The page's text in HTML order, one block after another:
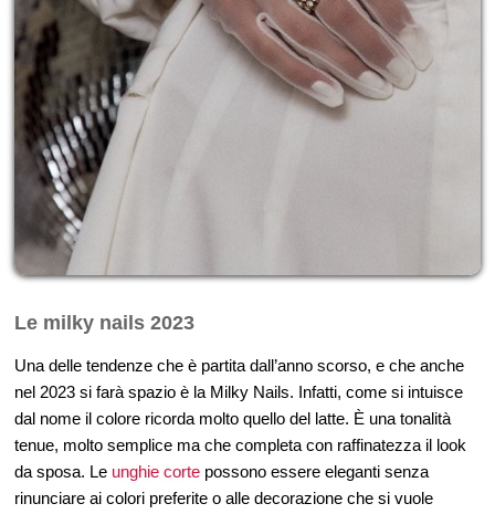
Le milky nails 2023
Una delle tendenze che è partita dall’anno scorso, e che anche
nel 2023 si farà spazio è la Milky Nails. Infatti, come si intuisce
dal nome il colore ricorda molto quello del latte. È una tonalità
tenue, molto semplice ma che completa con raffinatezza il look
da sposa. Le unghie corte possono essere eleganti senza
rinunciare ai colori preferite o alle decorazione che si vuole